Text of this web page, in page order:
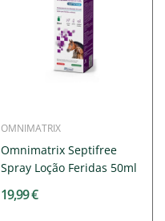
OMNIMATRIX
Omnimatrix Septifree
Spray Loção Feridas 50ml
19,99 €